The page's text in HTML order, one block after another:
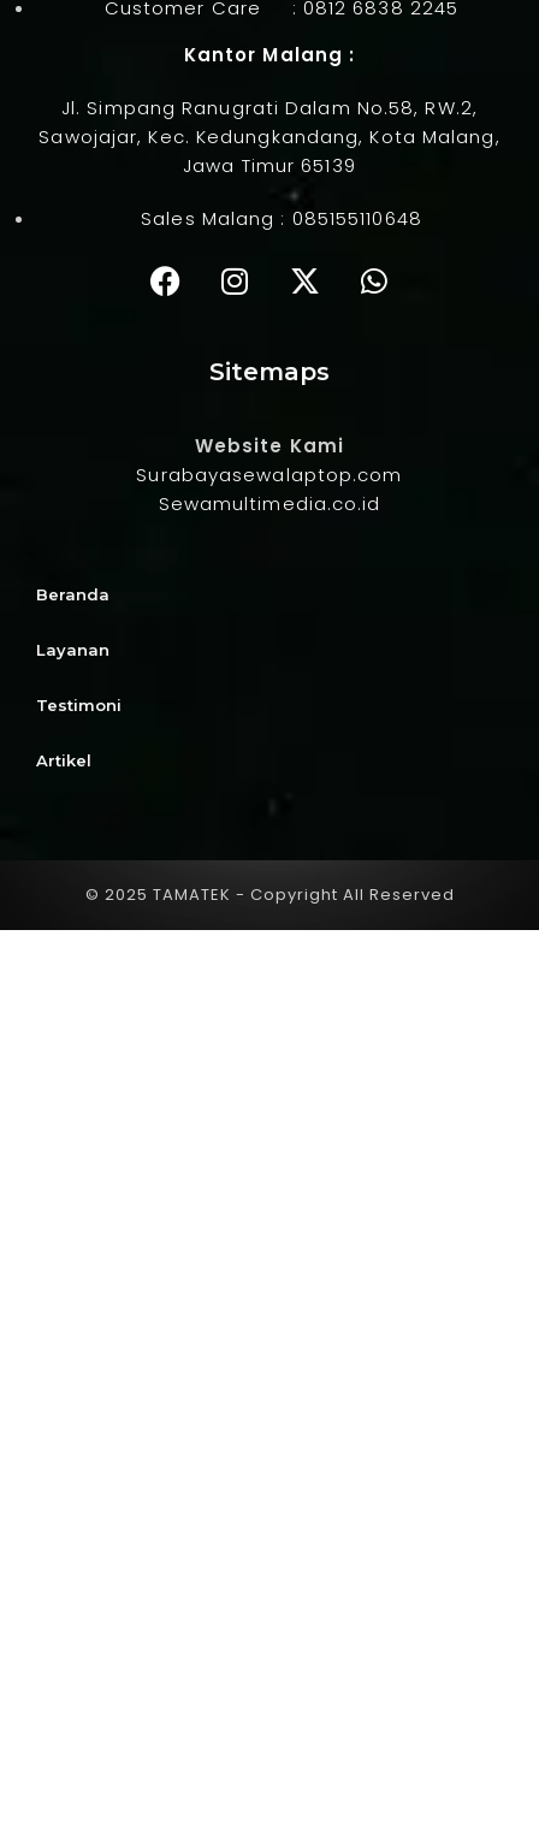
Customer Care : 0812 6838 2245
Kantor Malang :
Jl. Simpang Ranugrati Dalam No.58, RW.2,
Sawojajar, Kec. Kedungkandang, Kota Malang,
Jawa Timur 65139
Sales Malang : 085155110648
Sitemaps
Website Kami
Surabayasewalaptop.com
Sewamultimedia.co.id
Beranda
Layanan
Testimoni
Artikel
© 2025 TAMATEK - Copyright All Reserved